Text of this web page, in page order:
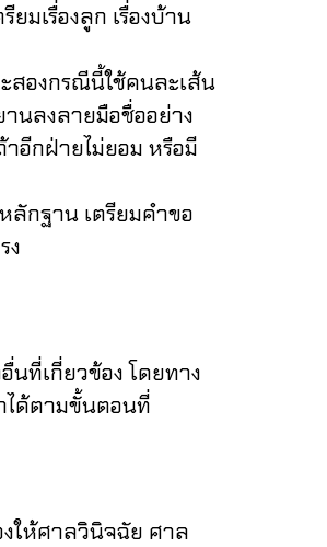
เรื่องลูก เรื่องบ้าน
องกรณีนี้ใช้คนละเส้น
นลงลายมือชื่ออย่าง
อีกฝ่ายไม่ยอม หรือมี
กฐาน เตรียมคำขอ
ง
ที่เกี่ยวข้อง โดยทาง
ได้ตามขั้นตอนที่
ให้ศาลวินิจฉัย ศาล